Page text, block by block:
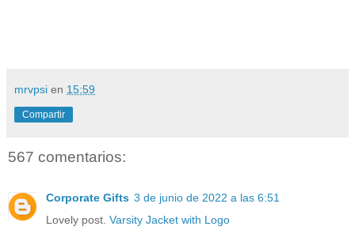
mrvpsi en 15:59
Compartir
567 comentarios:
Corporate Gifts 3 de junio de 2022 a las 6:51
Lovely post. Varsity Jacket with Logo